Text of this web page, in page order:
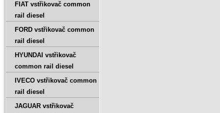
FIAT vstřikovač common
rail diesel
FORD vstřikovač common
rail diesel
HYUNDAI vstřikovač
common rail diesel
IVECO vstřikovač common
rail diesel
JAGUAR vstřikovač